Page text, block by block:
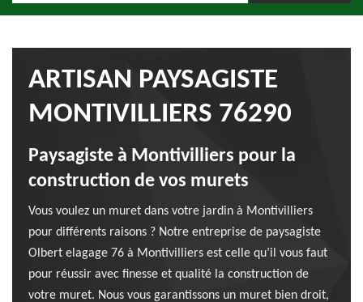
ARTISAN PAYSAGISTE
MONTIVILLIERS 76290
Paysagiste à Montivilliers pour la
construction de vos murets
Vous voulez un muret dans votre jardin à Montivilliers
pour différents raisons ? Notre entreprise de paysagiste
Olbert elagage 76 à Montivilliers est celle qu’il vous faut
pour réussir avec finesse et qualité la construction de
votre muret. Nous vous garantissons un muret bien droit,